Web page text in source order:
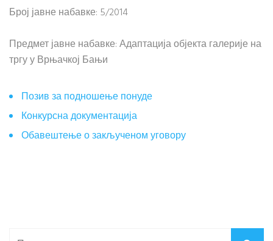
Број јавне набавке: 5/2014
Предмет јавне набавке: Адаптација објекта галерије на
тргу у Врњачкој Бањи
Позив за подношење понуде
Конкурсна документација
Обавештење о закљученом уговору